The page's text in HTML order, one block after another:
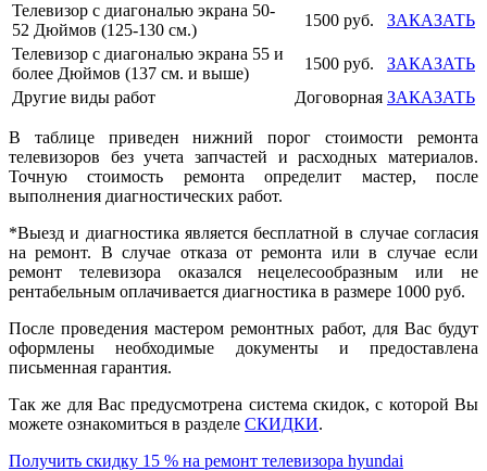
Телевизор с диагональю экрана 50-
52 Дюймов (125-130 см.)
1500 руб.
ЗАКАЗАТЬ
Телевизор с диагональю экрана 55 и
более Дюймов (137 см. и выше)
1500 руб.
ЗАКАЗАТЬ
Другие виды работ
Договорная ЗАКАЗАТЬ
В таблице приведен нижний порог стоимости ремонта
телевизоров без учета запчастей и расходных материалов.
Точную стоимость ремонта определит мастер, после
выполнения диагностических работ.
*Выезд и диагностика является бесплатной в случае согласия
на ремонт. В случае отказа от ремонта или в случае если
ремонт телевизора оказался нецелесообразным или не
рентабельным оплачивается диагностика в размере 1000 руб.
После проведения мастером ремонтных работ, для Вас будут
оформлены необходимые документы и предоставлена
письменная гарантия.
Так же для Вас предусмотрена система скидок, с которой Вы
можете ознакомиться в разделе СКИДКИ.
Получить скидку 15 % на ремонт телевизора hyundai